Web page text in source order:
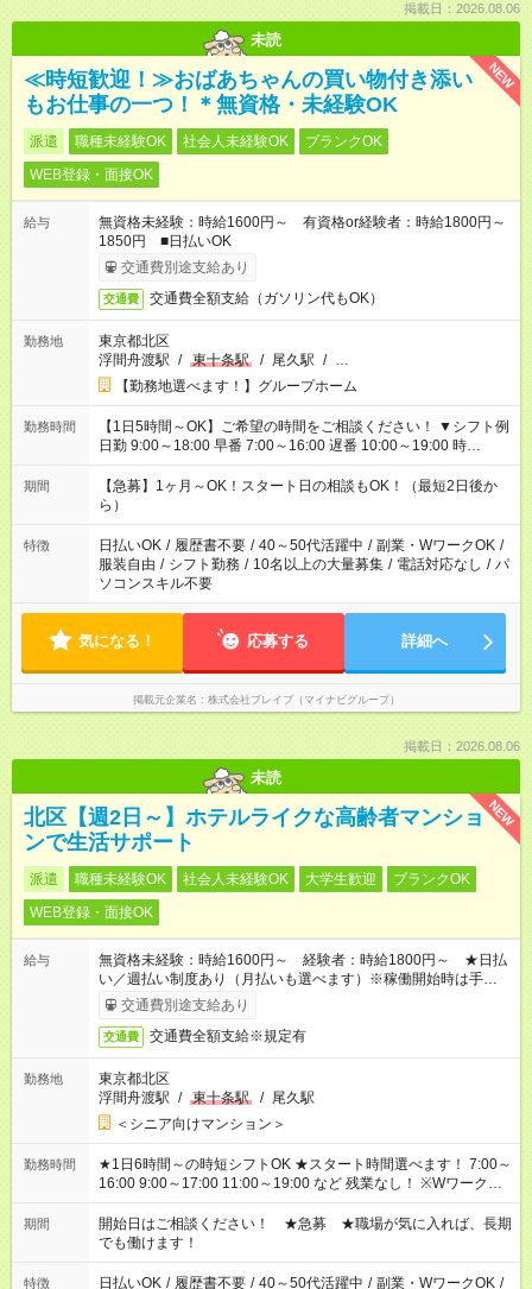
掲載日：2026.08.06
未読
NEW
≪時短歓迎！≫おばあちゃんの買い物付き添い
もお仕事の一つ！＊無資格・未経験OK
派遣 職種未経験OK 社会人未経験OK
ブランクOK
WEB登録・面接OK
給与
無資格未経験：時給1600円～ 有資格or経験者：時給1800円～
1850円 ■日払いOK
交通費別途支給あり
交通費 交通費全額支給（ガソリン代もOK）
勤務地
東京都北区
浮間舟渡駅 / 東十条駅 / 尾久駅 / …
【勤務地選べます！】グループホーム
勤務時間
【1日5時間～OK】ご希望の時間をご相談ください！ ▼シフト例
日勤 9:00～18:00 早番 7:00～16:00 遅番 10:00～19:00 時
短 10:00～15:00 上記はあくまで一例です。 「夕方までには帰宅
しておきたい」 「朝はゆっくりのスタートがいい」 「お昼の時
間を有効に使いたい」 など、ご希望があれば教えてください
ね。
期間
【急募】1ヶ月～OK！スタート日の相談もOK！（最短2日後か
ら）
特徴 日払いOK / 履歴書不要 / 40～50代活躍中 / 副業・WワークOK /
服装自由 / シフト勤務 / 10名以上の大量募集 / 電話対応なし / パ
ソコンスキル不要
気になる！ 応募する 詳細へ
掲載元企業名 株式会社ブレイブ（マイナビグループ）
掲載日：2026.08.06
未読
NEW
北区【週2日～】ホテルライクな高齢者マンショ
ンで生活サポート
派遣 職種未経験OK 社会人未経験OK 大学生歓迎
ブランクOK
WEB登録・面接OK
給与
無資格未経験：時給1600円～ 経験者：時給1800円～ ★日払
い／週払い制度あり（月払いも選べます）※稼働開始時は手続き
完了次第のお支払いとなります。
交通費別途支給あり
交通費 交通費全額支給※規定有
勤務地
東京都北区
浮間舟渡駅 / 東十条駅 / 尾久駅
＜シニア向けマンション＞
勤務時間
★1日6時間～の時短シフトOK ★スタート時間選べます！ 7:00～
16:00 9:00～17:00 11:00～19:00 など 残業なし！ ※Wワークの
場合、他のお仕事と合わせ週40時間超の就業はご案内できませ
ん ※法令に基づき、週20時間以上勤務は社会保険への加入対象
となります ※労働者派遣法（日雇い派遣の原則禁止）により、
短時間・短期間の就業はご案内が難しい場合があります
期間
開始日はご相談ください！ ★急募 ★職場が気に入れば、長期
でも働けます！
特徴 日払いOK / 履歴書不要 / 40～50代活躍中 / 副業・WワークOK /